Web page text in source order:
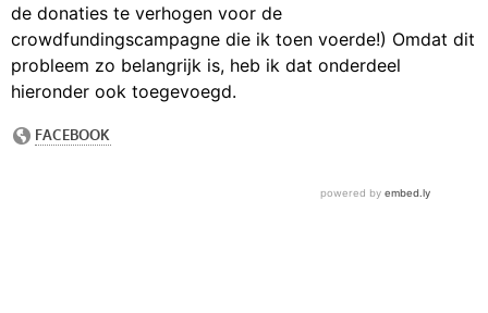
de donaties te verhogen voor de
crowdfundingscampagne die ik toen voerde!) Omdat dit
probleem zo belangrijk is, heb ik dat onderdeel
hieronder ook toegevoegd.